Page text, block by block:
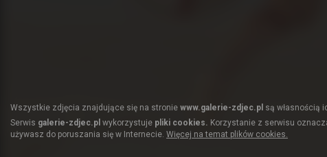
Wszystkie zdjęcia znajdujące się na stronie www.galerie-zdjec.pl są własnością
Serwis galerie-zdjec.pl wykorzystuje pliki cookies. Korzystanie z serwisu
używasz do poruszania się w Internecie. Więcej na temat plików cookies.